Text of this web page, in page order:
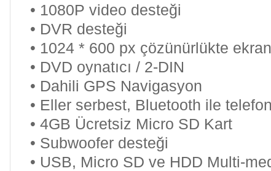
• 1080P video desteği
• DVR desteği
• 1024 * 600 px çözünürlükte ekran
• DVD oynatıcı / 2-DIN
• Dahili GPS Navigasyon
• Eller serbest, Bluetooth ile
• 4GB Ücretsiz Micro SD Kart
• Subwoofer desteği
• USB, Micro SD ve HDD Multi-